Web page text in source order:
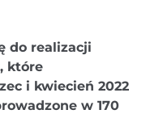
do realizacji
które
i kwiecień 2022
w 170